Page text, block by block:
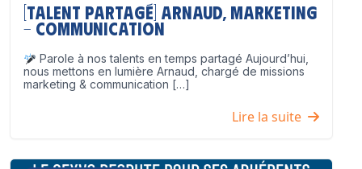
[Talent partagé] Arnaud, Marketing
– Communication
Parole à nos talents en temps partagé Aujourd’hui,
nous mettons en lumière Arnaud, chargé de missions
marketing & communication […]
Lire la suite